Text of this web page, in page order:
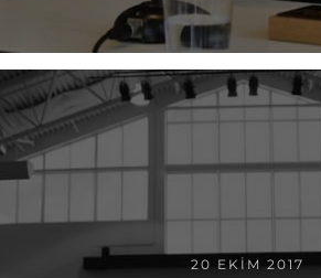
20 EKIM 2017